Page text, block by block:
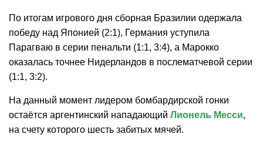
По итогам игрового дня сборная Бразилии одержала
победу над Японией (2:1), Германия уступила
Парагваю в серии пенальти (1:1, 3:4), а Марокко
оказалась точнее Нидерландов в послематчевой серии
(1:1, 3:2).
На данный момент лидером бомбардирской гонки
остаётся аргентинский нападающий Лионель Месси,
на счету которого шесть забитых мячей.